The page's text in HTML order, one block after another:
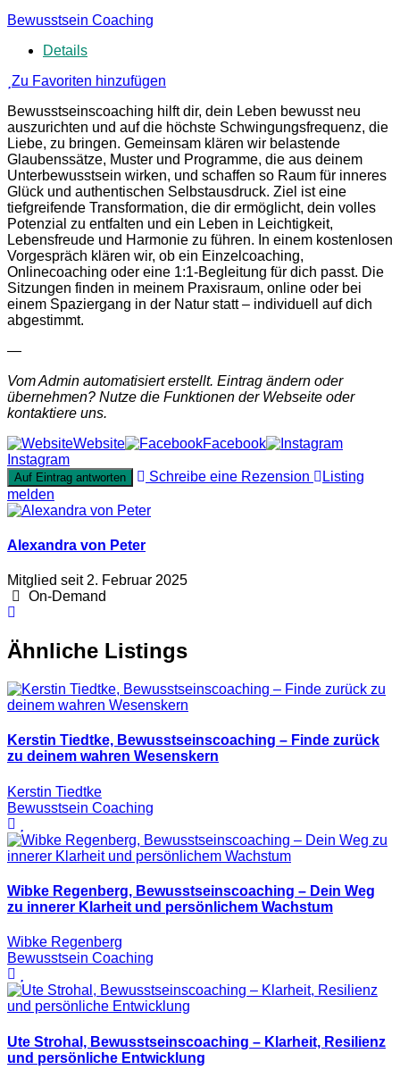
Bewusstsein Coaching
Details
Zu Favoriten hinzufügen
Bewusstseinscoaching hilft dir, dein Leben bewusst neu
auszurichten und auf die höchste Schwingungsfrequenz, die
Liebe, zu bringen. Gemeinsam klären wir belastende
Glaubenssätze, Muster und Programme, die aus deinem
Unterbewusstsein wirken, und schaffen so Raum für inneres
Glück und authentischen Selbstausdruck. Ziel ist eine
tiefgreifende Transformation, die dir ermöglicht, dein volles
Potenzial zu entfalten und ein Leben in Leichtigkeit,
Lebensfreude und Harmonie zu führen. In einem kostenlosen
Vorgespräch klären wir, ob ein Einzelcoaching,
Onlinecoaching oder eine 1:1-Begleitung für dich passt. Die
Sitzungen finden in meinem Praxisraum, online oder bei
einem Spaziergang in der Natur statt – individuell auf dich
abgestimmt.
—
Vom Admin automatisiert erstellt. Eintrag ändern oder
übernehmen? Nutze die Funktionen der Webseite oder
kontaktiere uns.
Website
Facebook
Instagram
Auf Eintrag antworten Schreibe eine Rezension
Listing
melden
Alexandra von Peter
Mitglied seit 2. Februar 2025
On-Demand
Ähnliche Listings
Kerstin Tiedtke, Bewusstseinscoaching – Finde zurück
zu deinem wahren Wesenskern
Kerstin Tiedtke
Bewusstsein Coaching
Wibke Regenberg, Bewusstseinscoaching – Dein Weg
zu innerer Klarheit und persönlichem Wachstum
Wibke Regenberg
Bewusstsein Coaching
Ute Strohal, Bewusstseinscoaching – Klarheit, Resilienz
und persönliche Entwicklung